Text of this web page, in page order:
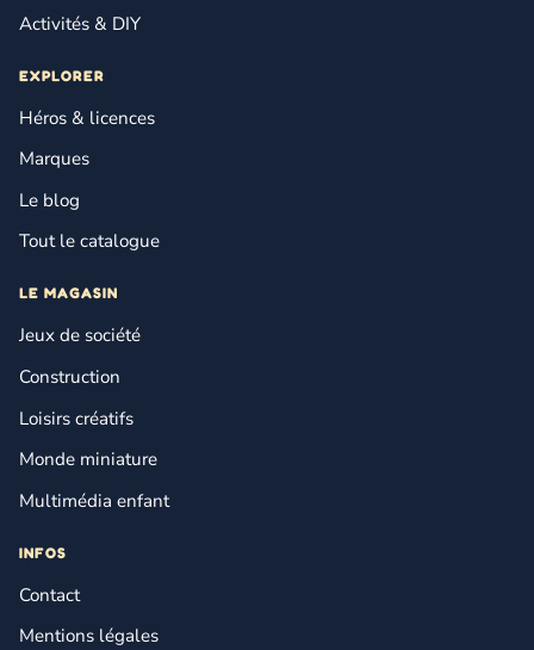
Activités & DIY
EXPLORER
Héros & licences
Marques
Le blog
Tout le catalogue
LE MAGASIN
Jeux de société
Construction
Loisirs créatifs
Monde miniature
Multimédia enfant
INFOS
Contact
Mentions légales